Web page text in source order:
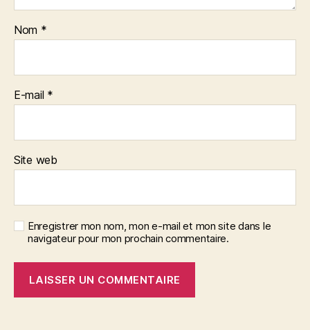
Nom *
E-mail *
Site web
Enregistrer mon nom, mon e-mail et mon site dans le
navigateur pour mon prochain commentaire.